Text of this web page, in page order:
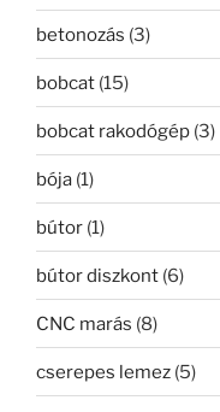
betonozás (3)
bobcat (15)
bobcat rakodógép (3)
bója (1)
bútor (1)
bútor diszkont (6)
CNC marás (8)
cserepes lemez (5)